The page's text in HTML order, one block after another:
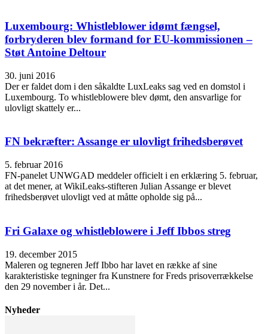
Luxembourg: Whistleblower idømt fængsel,
forbryderen blev formand for EU-kommissionen –
Støt Antoine Deltour
30. juni 2016
Der er faldet dom i den såkaldte LuxLeaks sag ved en domstol i
Luxembourg. To whistleblowere blev dømt, den ansvarlige for
ulovligt skattely er...
FN bekræfter: Assange er ulovligt frihedsberøvet
5. februar 2016
FN-panelet UNWGAD meddeler officielt i en erklæring 5. februar,
at det mener, at WikiLeaks-stifteren Julian Assange er blevet
frihedsberøvet ulovligt ved at måtte opholde sig på...
Fri Galaxe og whistleblowere i Jeff Ibbos streg
19. december 2015
Maleren og tegneren Jeff Ibbo har lavet en række af sine
karakteristiske tegninger fra Kunstnere for Freds prisoverrækkelse
den 29 november i år. Det...
Nyheder